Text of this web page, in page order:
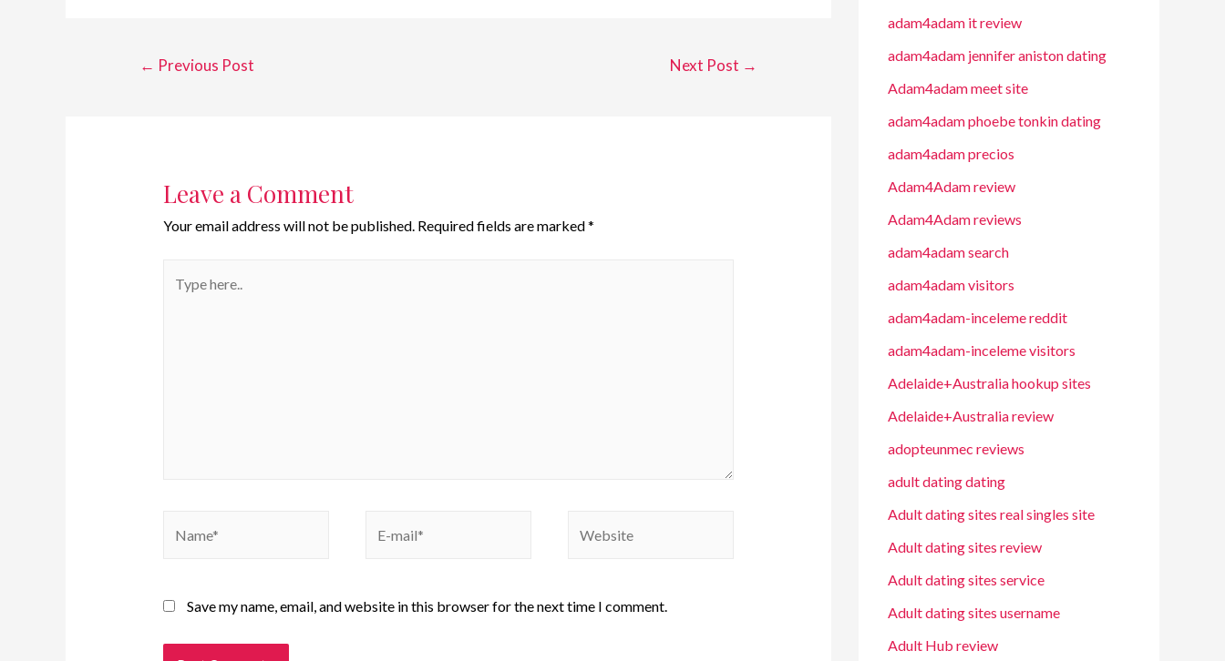
← Previous Post Next Post →
Leave a Comment
Your email address will not be published. Required fields are marked*
Save my name, email, and website in this browser for the next time I comment.
adam4adam it review
adam4adam jennifer aniston dating
Adam4adam meet site
adam4adam phoebe tonkin dating
adam4adam precios
Adam4Adam review
Adam4Adam reviews
adam4adam search
adam4adam visitors
adam4adam-inceleme reddit
adam4adam-inceleme visitors
Adelaide+Australia hookup sites
Adelaide+Australia review
adopteunmec reviews
adult dating dating
Adult dating sites real singles site
Adult dating sites review
Adult dating sites service
Adult dating sites username
Adult Hub review